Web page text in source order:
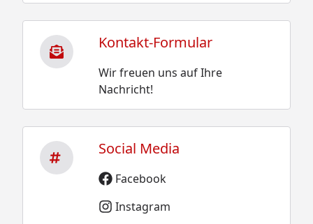
Kontakt-Formular
Wir freuen uns auf Ihre
Nachricht!
Social Media
Facebook
Instagram